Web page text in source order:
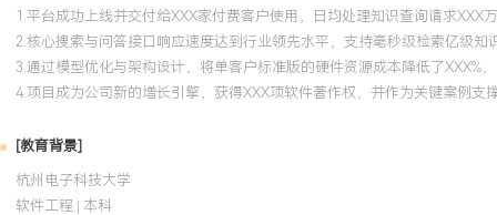
1.平台成功上线并交付给XXX家付费客户使用，日均处理知识查询请求XXX
2.核心搜索与问答接口响应速度达到行业领先水平，支持毫秒级检索亿级知
3.通过模型优化与架构设计，将单客户标准版的硬件资源成本降低了XXX%
4.项目成为公司新的增长引擎，获得XXX项软件著作权，并作为关键案例支
[教育背景]
杭州电子科技大学
软件工程 | 本科